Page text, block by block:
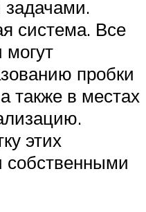
система. Все
могут
пробки
также в местах
этих
собственными